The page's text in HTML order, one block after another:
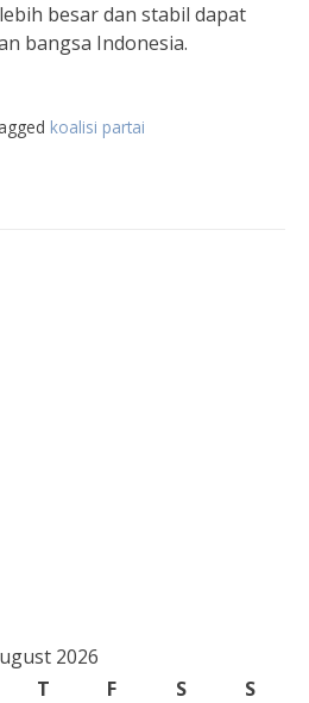
besar dan stabil dapat
bangsa Indonesia.
koalisi partai
2026
T F S
S